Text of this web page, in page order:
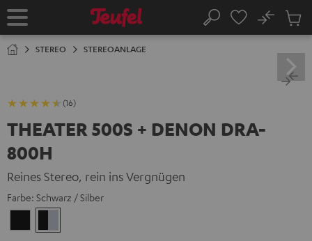
Startseite Suche
No
STEREO STEREOANLAGE
(16)
THEATER 500S + DENON DRA-
800H
Reines Stereo, rein ins Vergnügen
Farbe: Schwarz / Silber
/